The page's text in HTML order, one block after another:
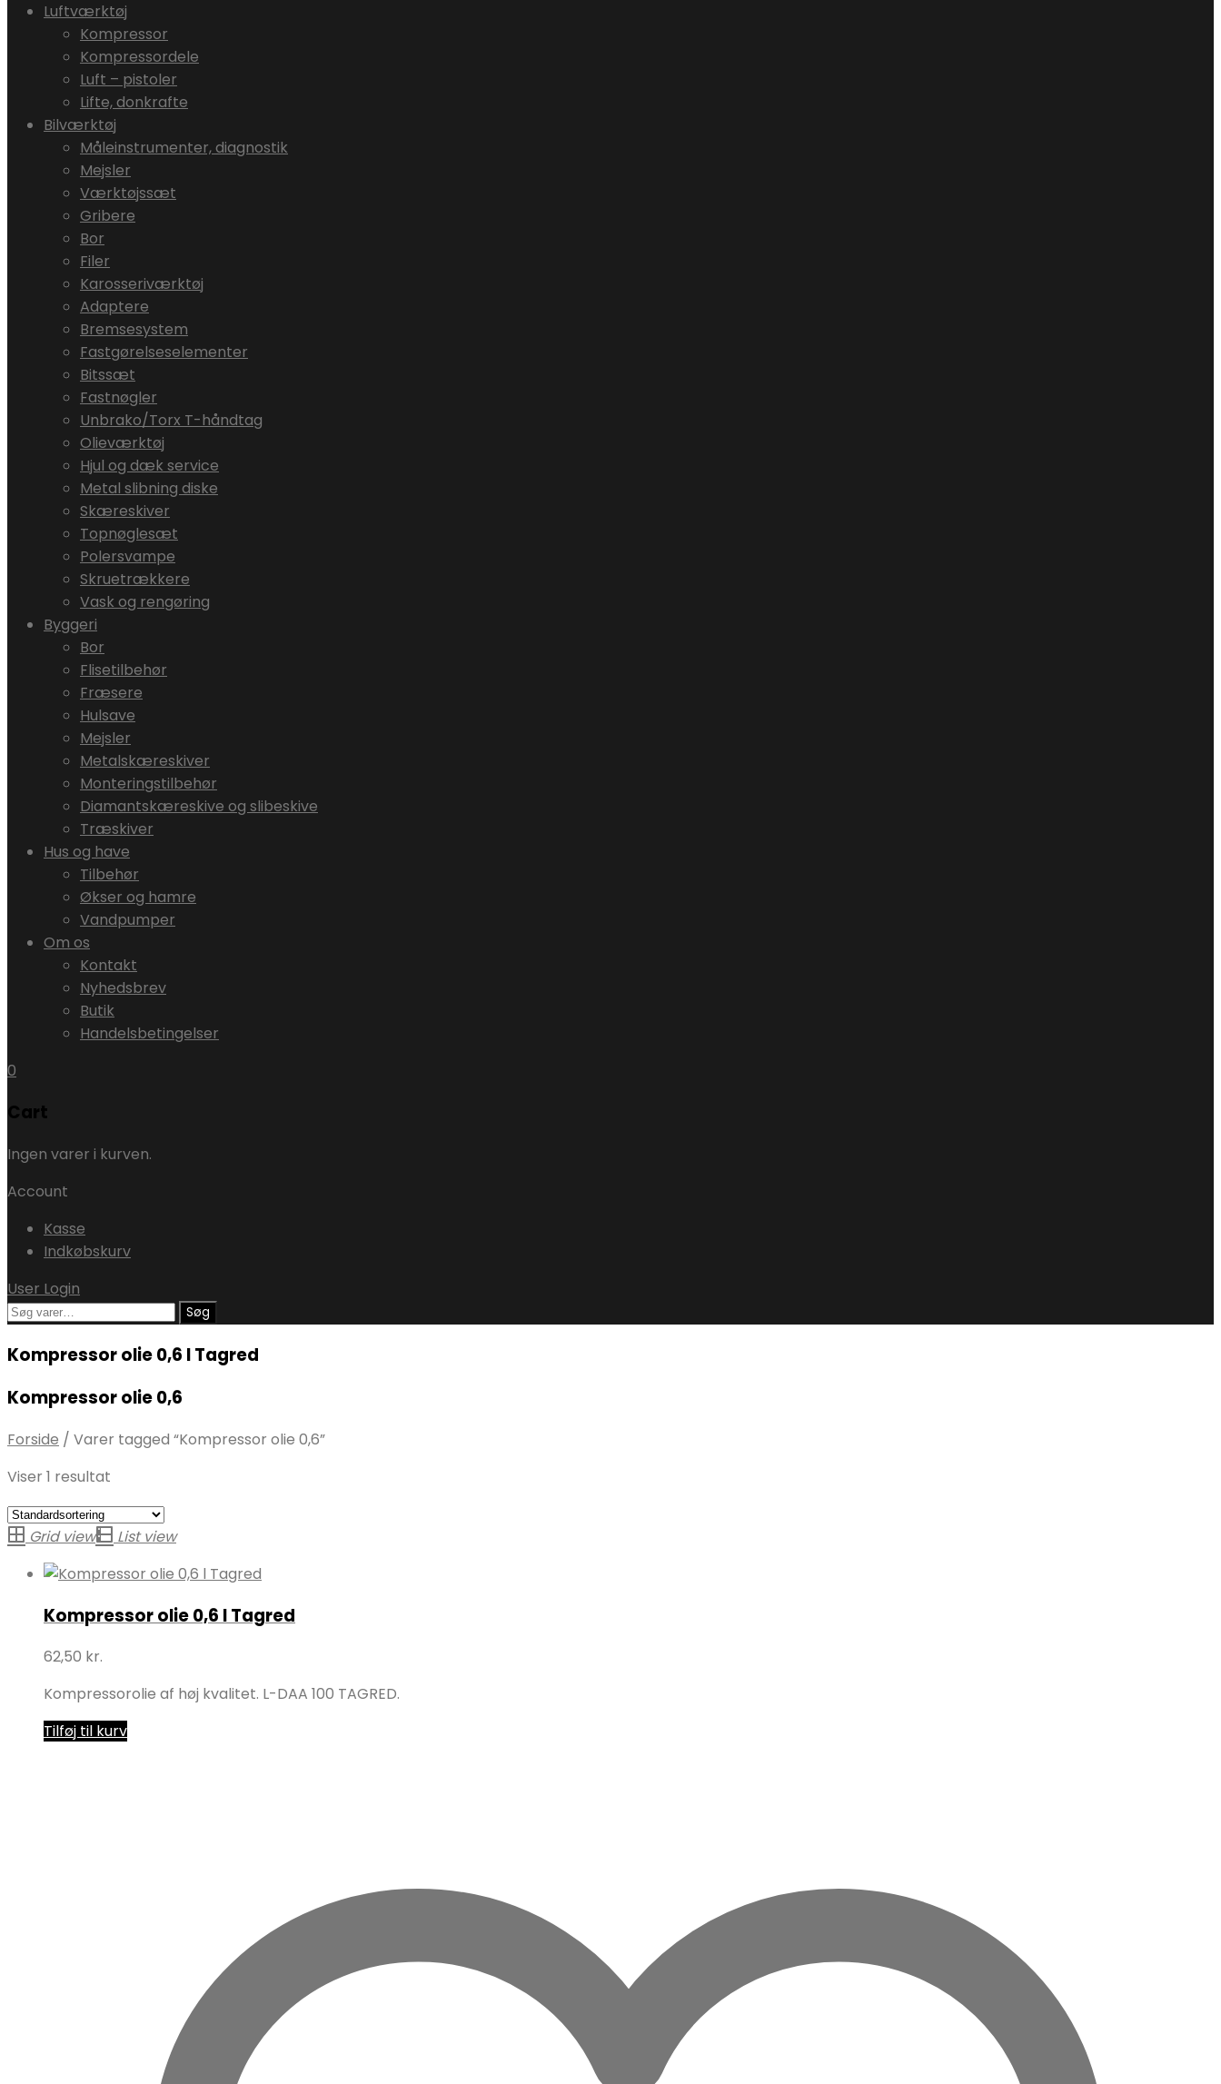
Luftværktøj
Kompressor
Kompressordele
Luft – pistoler
Lifte, donkrafte
Bilværktøj
Måleinstrumenter, diagnostik
Mejsler
Værktøjssæt
Gribere
Bor
Filer
Karosseriværktøj
Adaptere
Bremsesystem
Fastgørelseselementer
Bitssæt
Fastnøgler
Unbrako/Torx T-håndtag
Olieværktøj
Hjul og dæk service
Metal slibning diske
Skæreskiver
Topnøglesæt
Polersvampe
Skruetrækkere
Vask og rengøring
Byggeri
Bor
Flisetilbehør
Fræsere
Hulsave
Mejsler
Metalskæreskiver
Monteringstilbehør
Diamantskæreskive og slibeskive
Træskiver
Hus og have
Tilbehør
Økser og hamre
Vandpumper
Om os
Kontakt
Nyhedsbrev
Butik
Handelsbetingelser
0
Cart
Ingen varer i kurven.
Account
Kasse
Indkøbskurv
User Login
Søg
Søg
Kompressor olie 0,6 l Tagred
Kompressor olie 0,6
Forside / Varer tagged “Kompressor olie 0,6”
Viser 1 resultat
Grid view List view
Kompressor olie 0,6 l Tagred
62,50 kr.
Kompressorolie af høj kvalitet. L-DAA 100 TAGRED.
Tilføj til kurv